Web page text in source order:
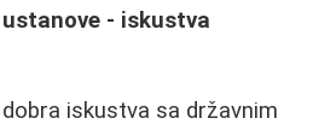
- iskustva
iskustva sa državnim